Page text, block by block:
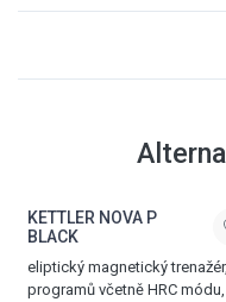
KETTLER NOVA P
BLACK
eliptický magnetický
programů včetně HRC